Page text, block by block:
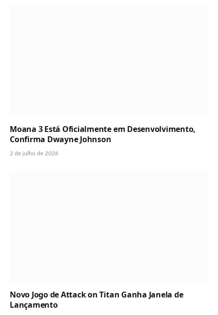
Moana 3 Está Oficialmente em Desenvolvimento,
Confirma Dwayne Johnson
2 de julho de 2026
Novo Jogo de Attack on Titan Ganha Janela de
Lançamento